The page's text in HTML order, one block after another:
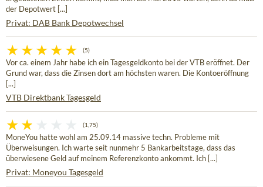
der Depotwert [...]
Privat: DAB Bank Depotwechsel
(5)
Vor ca. einem Jahr habe ich ein Tagesgeldkonto bei der VTB eröffnet. Der
Grund war, dass die Zinsen dort am höchsten waren. Die Kontoeröffnung
[...]
VTB Direktbank Tagesgeld
(1,75)
MoneYou hatte wohl am 25.09.14 massive techn. Probleme mit
Überweisungen. Ich warte seit nunmehr 5 Bankarbeitstage, dass das
überwiesene Geld auf meinem Referenzkonto ankommt. Ich [...]
Privat: Moneyou Tagesgeld